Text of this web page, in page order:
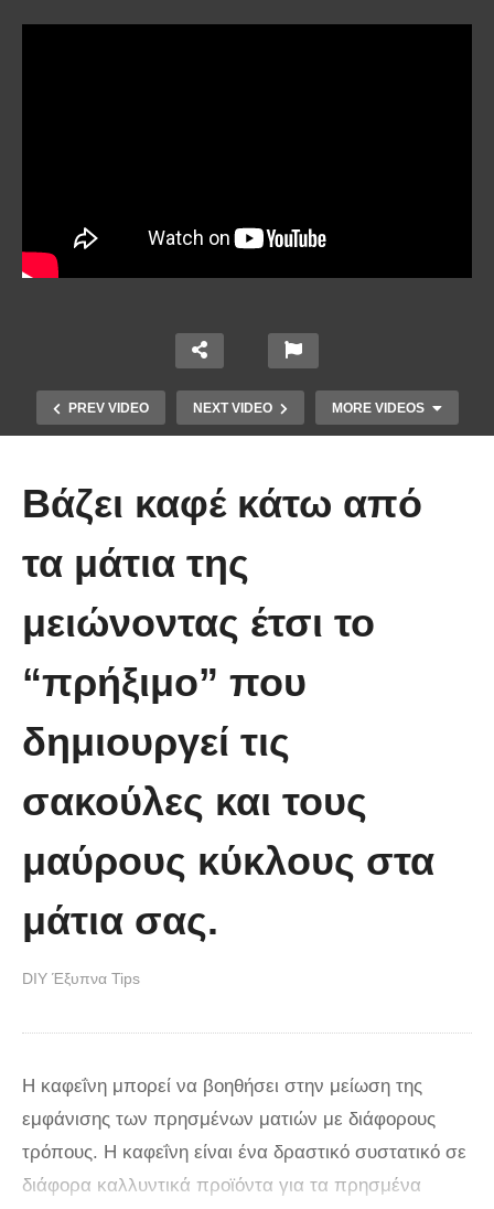
PREV VIDEO NEXT VIDEO MORE VIDEOS
λουλούδια στο βάζο.
Βάζει καφέ κάτω από
τα μάτια της
μειώνοντας έτσι το
“πρήξιμο” που
δημιουργεί τις
σακούλες και τους
μαύρους κύκλους στα
μάτια σας.
DIY Έξυπνα Tips
Η καφεΐνη μπορεί να βοηθήσει στην μείωση της
εμφάνισης των πρησμένων ματιών με διάφορους
τρόπους. Η καφεΐνη είναι ένα δραστικό συστατικό σε
διάφορα καλλυντικά προϊόντα για τα πρησμένα